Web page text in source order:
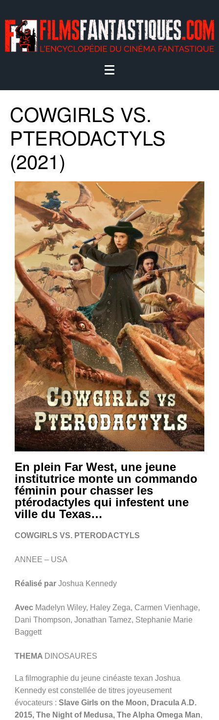
COWGIRLS VS.
PTERODACTYLS
(2021)
En plein Far West, une jeune
institutrice monte un commando
féminin pour chasser les
ptérodactyles qui infestent une
ville du Texas…
COWGIRLS VS. PTERODACTYLS
ANNEE – USA
Réalisé par Joshua Kennedy
Avec Madelyn Wiley, Haley Zega, Carmen Vienhage,
Dani Thompson, Jonathan Tamez, Stephanie Marie
Baggett
THEMA DINOSAURES
La filmographie du jeune cinéaste texan Joshua
Kennedy est constellée de titres joyeusement
évocateurs : Slave Girls on the Moon, Dracula A.D.
2015, The Night of Medusa, The Alpha Omega Man,